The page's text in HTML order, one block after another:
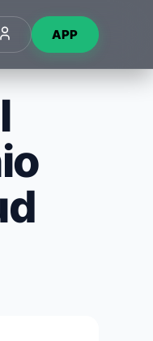
APP